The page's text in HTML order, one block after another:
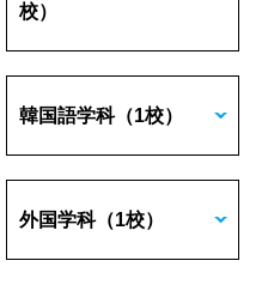
校）
韓国語学科（1校）
外国学科（1校）